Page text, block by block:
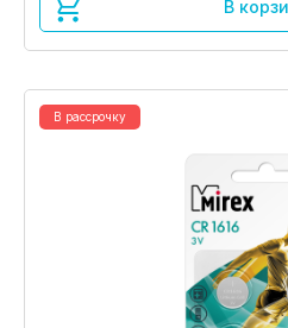
В
В рассрочку